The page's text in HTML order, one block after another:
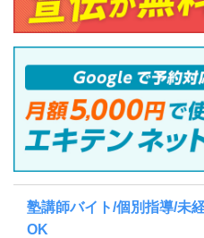
塾講師バイト/個別指導/未
OK